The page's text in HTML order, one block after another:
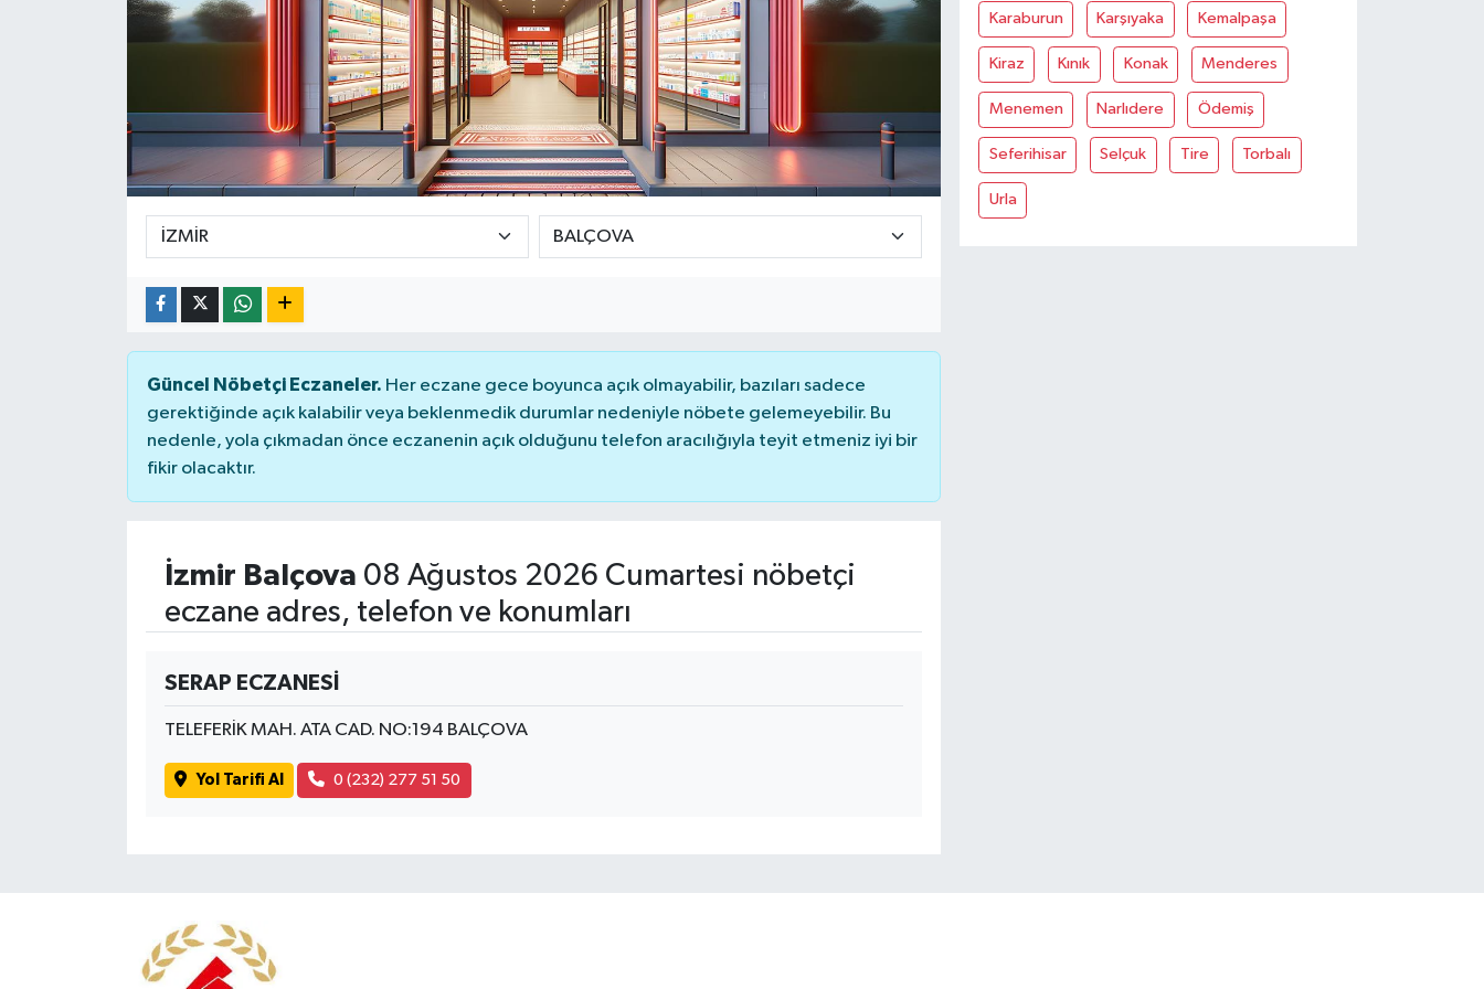
Güncel Nöbetçi Eczaneler. Her eczane gece boyunca açık olmayabilir, bazıları sadece
gerektiğinde açık kalabilir veya beklenmedik durumlar nedeniyle nöbete gelemeyebilir. Bu
nedenle, yola çıkmadan önce eczanenin açık olduğunu telefon aracılığıyla teyit etmeniz iyi bir
fikir olacaktır.
İzmir Balçova 08 Ağustos 2026 Cumartesi nöbetçi
eczane adres, telefon ve konumları
SERAP ECZANESİ
TELEFERİK MAH. ATA CAD. NO:194 BALÇOVA
Yol Tarifi Al 0 (232) 277 51 50
Karaburun Karşıyaka Kemalpaşa
Kiraz Kınık Konak Menderes
Menemen Narlıdere Ödemiş
Seferihisar Selçuk Tire Torbalı
Urla
Konsorsiyum
PROJELER
YEREL MEDYA RAPORU